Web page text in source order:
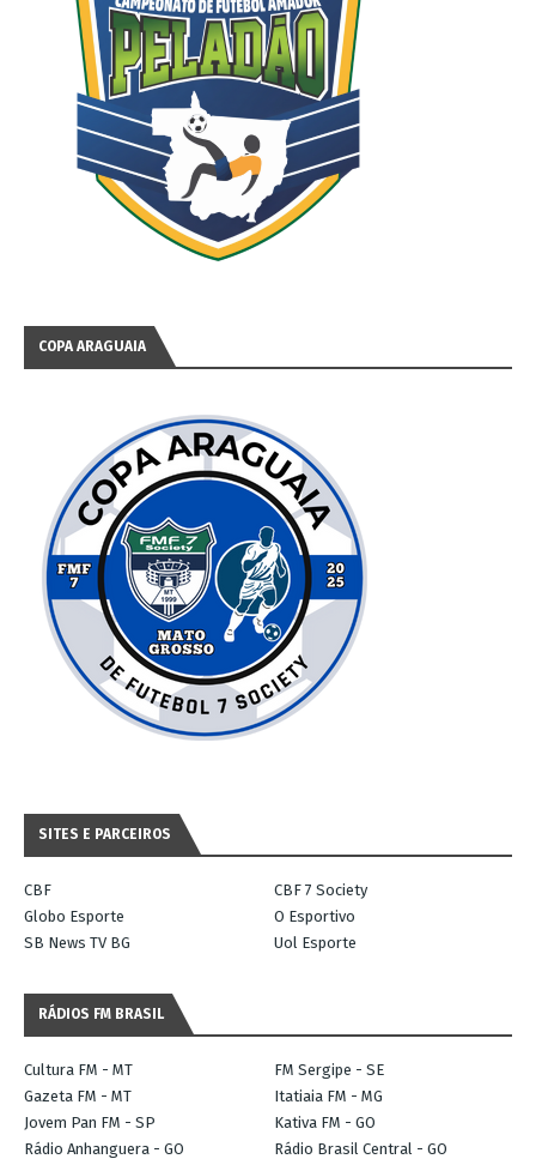
COPA ARAGUAIA
SITES E PARCEIROS
CBF
CBF 7 Society
Globo Esporte
O Esportivo
SB News TV BG
Uol Esporte
RÁDIOS FM BRASIL
Cultura FM - MT
FM Sergipe - SE
Gazeta FM - MT
Itatiaia FM - MG
Jovem Pan FM - SP
Kativa FM - GO
Rádio Anhanguera - GO
Rádio Brasil Central - GO